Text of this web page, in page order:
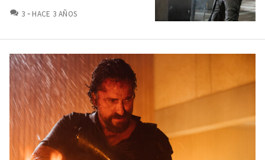
3 COMENTARIOS
HACE 3 AÑOS